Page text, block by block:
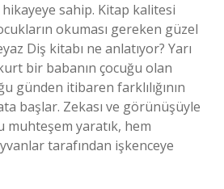
hikayeye sahip. Kitap kalitesi
okuması gereken güzel
Diş kitabı ne anlatıyor? Yarı
bir babanın çocuğu olan
günden itibaren farklılığının
başlar. Zekası ve görünüşüyle
yaratık, hem
tarafından işkenceye